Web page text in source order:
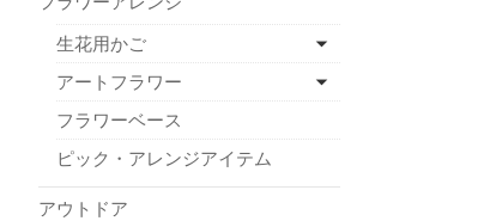
生花用かご
アートフラワー
フラワーベース
ピック・アレンジアイテム
アウトドア